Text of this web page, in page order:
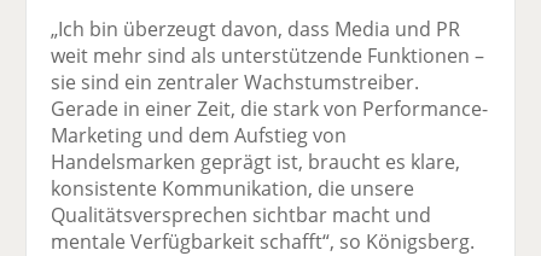
„Ich bin überzeugt davon, dass Media und PR
weit mehr sind als unterstützende Funktionen –
sie sind ein zentraler Wachstumstreiber.
Gerade in einer Zeit, die stark von Performance-
Marketing und dem Aufstieg von
Handelsmarken geprägt ist, braucht es klare,
konsistente Kommunikation, die unsere
Qualitätsversprechen sichtbar macht und
mentale Verfügbarkeit schafft“, so Königsberg.